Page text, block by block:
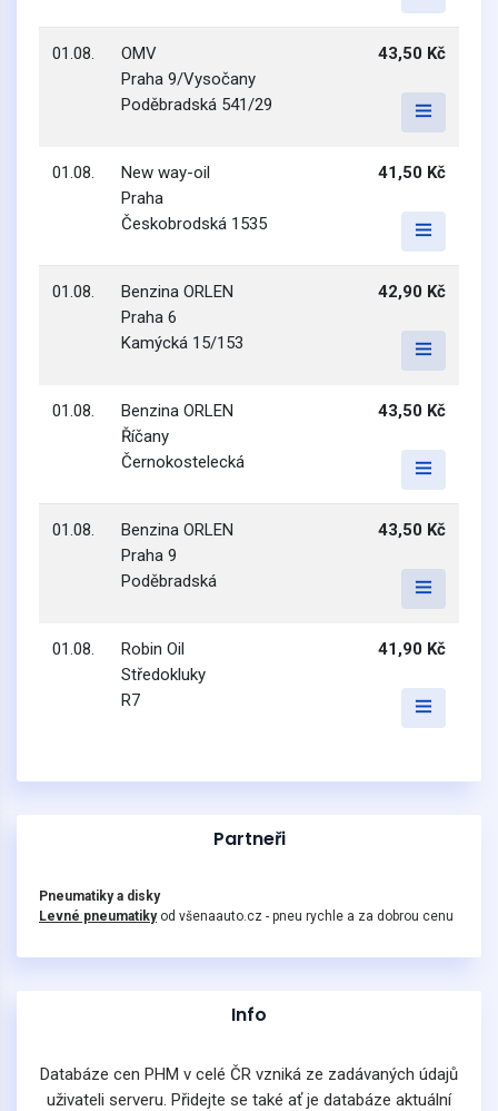
01.08.
OMV
Praha 9/Vysočany
Poděbradská 541/29
43,50 Kč
01.08.
New way-oil
Praha
Českobrodská 1535
41,50 Kč
01.08.
Benzina ORLEN
Praha 6
Kamýcká 15/153
42,90 Kč
01.08.
Benzina ORLEN
Říčany
Černokostelecká
43,50 Kč
01.08.
Benzina ORLEN
Praha 9
Poděbradská
43,50 Kč
01.08.
Robin Oil
Středokluky
R7
41,90 Kč
Partneři
Pneumatiky a disky
Levné pneumatikyod všenaauto.cz - pneu rychle a za dobrou cenu
Info
Databáze cen PHM v celé ČR vzniká ze zadávaných údajů
uživateli serveru. Přidejte se také ať je databáze aktuální